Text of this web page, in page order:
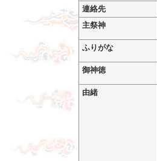
連絡先
主祭神
ふりがな
御神徳
由緒